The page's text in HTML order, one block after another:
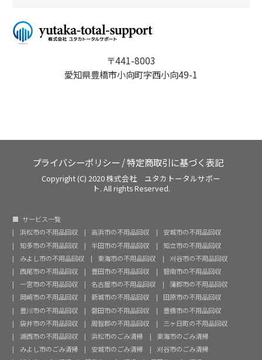
〒441-8003
愛知県豊橋市小向町字西小向49-1
プライバシーポリシー /特定商取引に基づく表記
Copyright (C) 2020 株式会社 ユタカトータルサポー
ト. All rights Reserved.
サービス一覧
浜松市の不用品回収
高浜市の不用品回収
安城市の不用品回収
知多市の不用品回収
半田市の不用品回収
知立市の不用品回収
みよし市の不用品回収
東海市の不用品回収
刈谷市の不用品回収
西尾市の不用品回収
豊田市の不用品回収
碧南市の不用品回収
一宮市の不用品回収
名古屋市の不用品回収
蒲郡市の不用品回収
岡崎市の不用品回収
新城市の不用品回収
田原市の不用品回収
豊川市の不用品回収
磐田市の不用品回収
豊橋市の不用品回収
袋井市の不用品回収
周智郡の不用品回収
三ヶ日町の不用品回収
湖西市の不用品回収
浜松市のごみ清掃
東海市のごみ清掃
みよし市のごみ清掃
安城市のごみ清掃
刈谷市のごみ清掃